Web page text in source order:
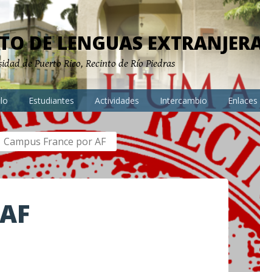
DE LENGUAS
de Puerto Rico, Recinto de Río Piedras
Estudiantes Actividades Intercambio
Campus France por AF